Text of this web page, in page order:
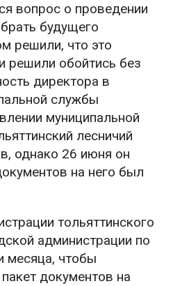
вопрос о проведении
будущего
решили, что это
решили обойтись без
директора в
службы
муниципальной
лесничий
однако 26 июня он
на него был
тольяттинского
администрации по
месяца, чтобы
документов на